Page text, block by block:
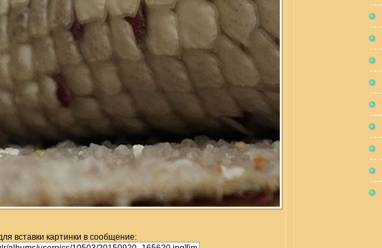
вставки картинки в сообщение: